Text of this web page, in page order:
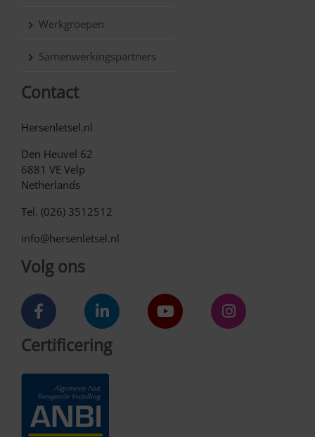
Werkgroepen
Samenwerkingspartners
Contact
Hersenletsel.nl
Den Heuvel 62
6881 VE Velp
Netherlands
Tel. (026) 3512512
info@hersenletsel.nl
Volg ons
Certificering